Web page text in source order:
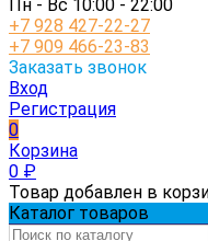
Пн - Вс 10:00 - 22:00
+7 928 427-22-27
+7 909 466-23-83
Заказать звонок
Вход
Регистрация
0
Корзина
0 ₽
Товар добавлен в
Каталог товаров